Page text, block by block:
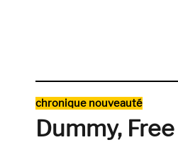
Catégories
chronique nouveauté
Dummy,